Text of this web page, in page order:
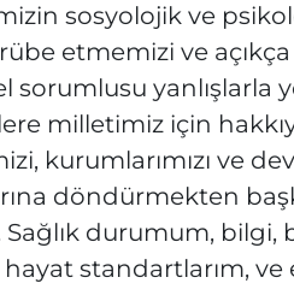
sosyolojik ve
etmemizi ve
sorumlusu yanlışlarla
milletimiz için
kurumlarımızı ve
döndürmekten
Sağlık durumum,
standartlarım, ve